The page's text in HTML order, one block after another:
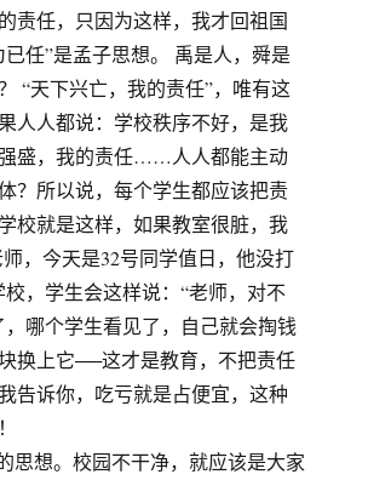
责任，只因为这样，我才回祖国
任”是孟子思想。 禹是人，舜是
“天下兴亡，我的责任”，唯有这
人人都说：学校秩序不好，是我
盛，我的责任……人人都能主动
？所以说，每个学生都应该把责
校就是这样，如果教室很脏，我
，今天是32号同学值日，他没打
，学生会这样说：“老师，对不
哪个学生看见了，自己就会掏钱
换上它──这才是教育，不把责任
告诉你，吃亏就是占便宜，这种
思想。校园不干净，就应该是大家